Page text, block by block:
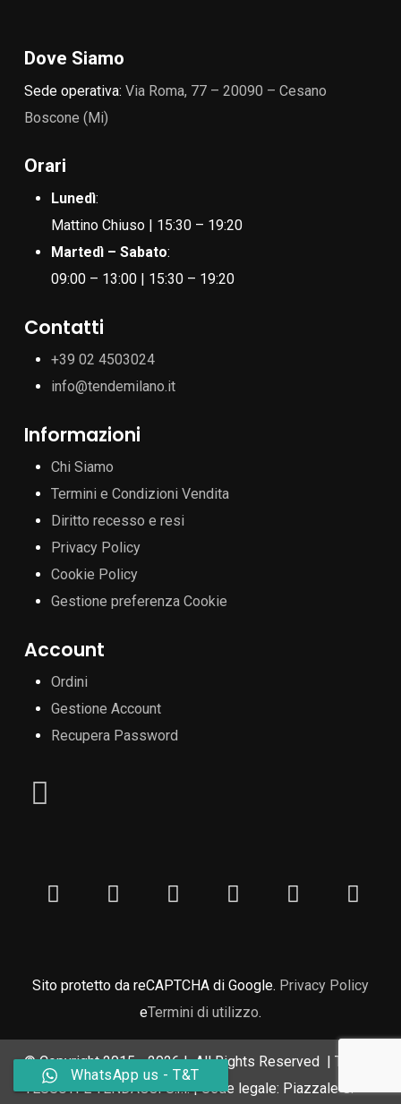
Dove Siamo
Sede operativa: Via Roma, 77 – 20090 – Cesano
Boscone (Mi)
Orari
Lunedì:
Mattino Chiuso | 15:30 – 19:20
Martedì – Sabato:
09:00 – 13:00 | 15:30 – 19:20
Contatti
+39 02 4503024
info@tendemilano.it
Informazioni
Chi Siamo
Termini e Condizioni Vendita
Diritto recesso e resi
Privacy Policy
Cookie Policy
Gestione preferenza Cookie
Account
Ordini
Gestione Account
Recupera Password
Sito protetto da reCAPTCHA di Google. Privacy Policy
eTermini di utilizzo.
© Copyright 2015 -2026 | All Rights Reserved | T&T
TESSUTI E TENDAGGI S.r.l. | Sede legale: Piazzale G.
WhatsApp us - T&T